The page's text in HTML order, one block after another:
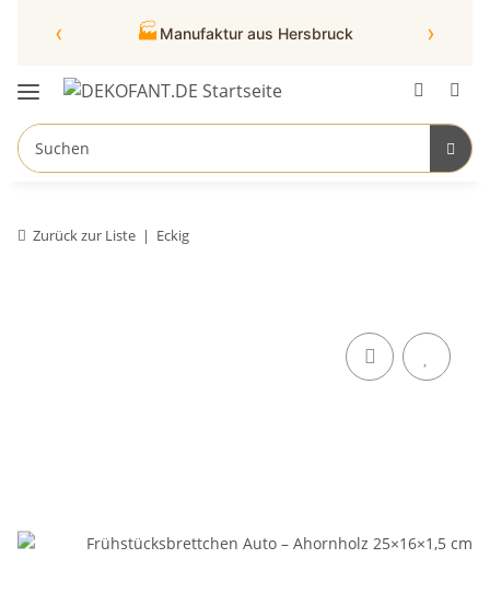
‹ 🏭 Manufaktur aus Hersbruck ›
Zurück zur Liste Eckig